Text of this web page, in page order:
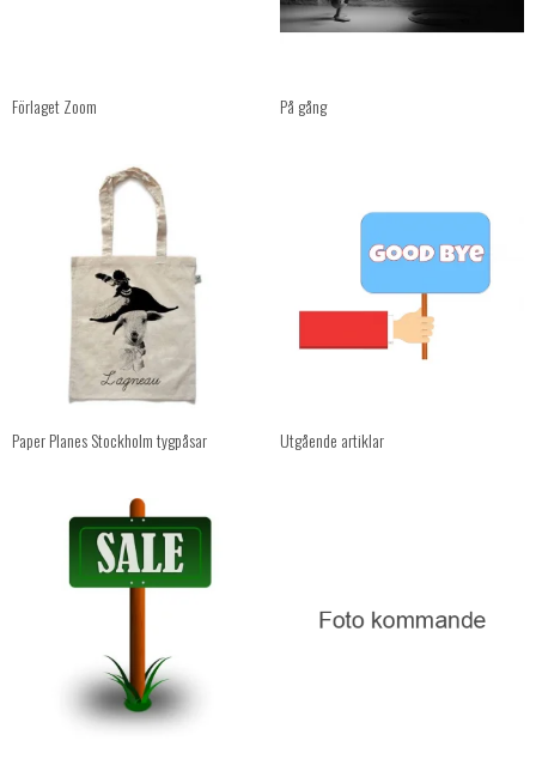
Förlaget Zoom På gång
Paper Planes Stockholm tygpåsar Utgående artiklar